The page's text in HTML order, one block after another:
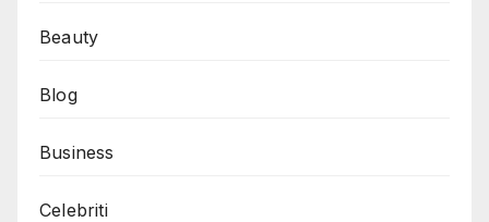
Beauty
Blog
Business
Celebriti